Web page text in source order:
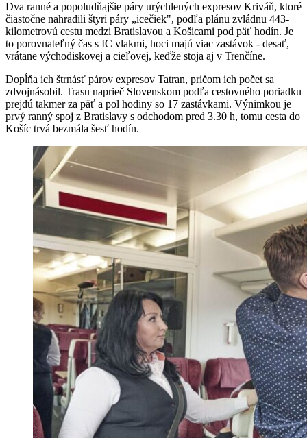
Dva ranné a popoludňajšie páry urýchlených expresov Kriváň, ktoré
čiastočne nahradili štyri páry „icečiek", podľa plánu zvládnu 443-
kilometrovú cestu medzi Bratislavou a Košicami pod päť hodín. Je
to porovnateľný čas s IC vlakmi, hoci majú viac zastávok - desať,
vrátane východiskovej a cieľovej, keďže stoja aj v Trenčíne.
Dopĺňa ich štrnásť párov expresov Tatran, pričom ich počet sa
zdvojnásobil. Trasu naprieč Slovenskom podľa cestovného poriadku
prejdú takmer za päť a pol hodiny so 17 zastávkami. Výnimkou je
prvý ranný spoj z Bratislavy s odchodom pred 3.30 h, tomu cesta do
Košíc trvá bezmála šesť hodín.